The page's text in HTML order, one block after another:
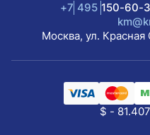
+7 495 150-60-
Москва, ул.
$ -